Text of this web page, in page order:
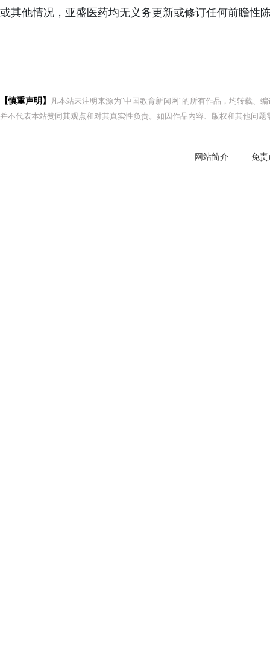
或其他情况，亚盛医药均无义务更新或修订任何前瞻性
【慎重声明】
凡本站未注明来源为"中国教育新闻网"的所有作品，均转载、
并不代表本站赞同其观点和对其真实性负责。如因作品内容、版权和其他问
网站简介 免责